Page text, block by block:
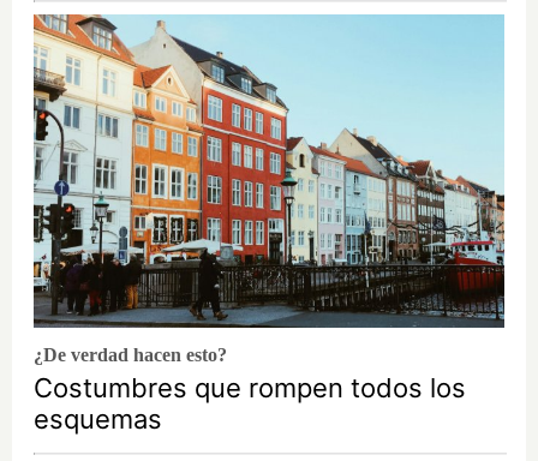
¿De verdad hacen esto?
Costumbres que rompen todos los
esquemas